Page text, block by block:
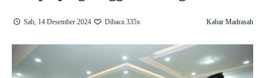
Prestasi Madrasah
RDM
Sab, 14 Desember 2024 Dibaca 335x Kabar Madrasah